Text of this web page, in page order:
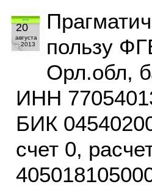
20
августа
2013
пользу
Орл.обл,
ИНН
БИК
счет 0,